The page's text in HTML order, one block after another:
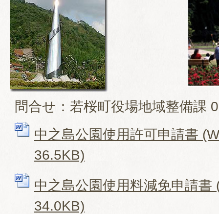
問合せ：若桜町役場地域整備課
中之島公園使用許可申請書
36.5KB)
中之島公園使用料減免申請書
34.0KB)